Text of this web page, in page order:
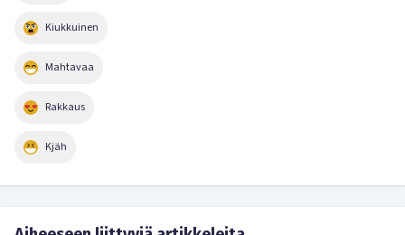
Kiukkuinen
Mahtavaa
Rakkaus
Kjäh